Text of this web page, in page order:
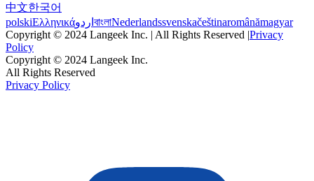
中文한국어
polskiΕλληνικάاردو বাংলাNederlandssvenskačeštinaromânămagyar
Copyright © 2024 Langeek Inc. | All Rights Reserved |Privacy
Policy
Copyright © 2024 Langeek Inc.
All Rights Reserved
Privacy Policy